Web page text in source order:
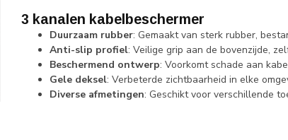
3 kanalen kabelbeschermer
Duurzaam rubber: Gemaakt van sterk rubber,
Anti-slip profiel: Veilige grip aan de bovenzijde,
Beschermend ontwerp: Voorkomt schade aan
Gele deksel: Verbeterde zichtbaarheid in elke
Diverse afmetingen: Geschikt voor verschillende